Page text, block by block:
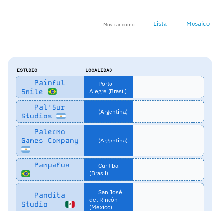
Mostrar como Lista Mosaico
ESTUDIO LOCALIDAD
Painful
Smile
Porto
Alegre (Brasil)
Pal'Sur
Studios
(Argentina)
Palermo
Games Company
(Argentina)
PampaFox
Curitiba
(Brasil)
Pandita
Studio
San José
del Rincón
(México)